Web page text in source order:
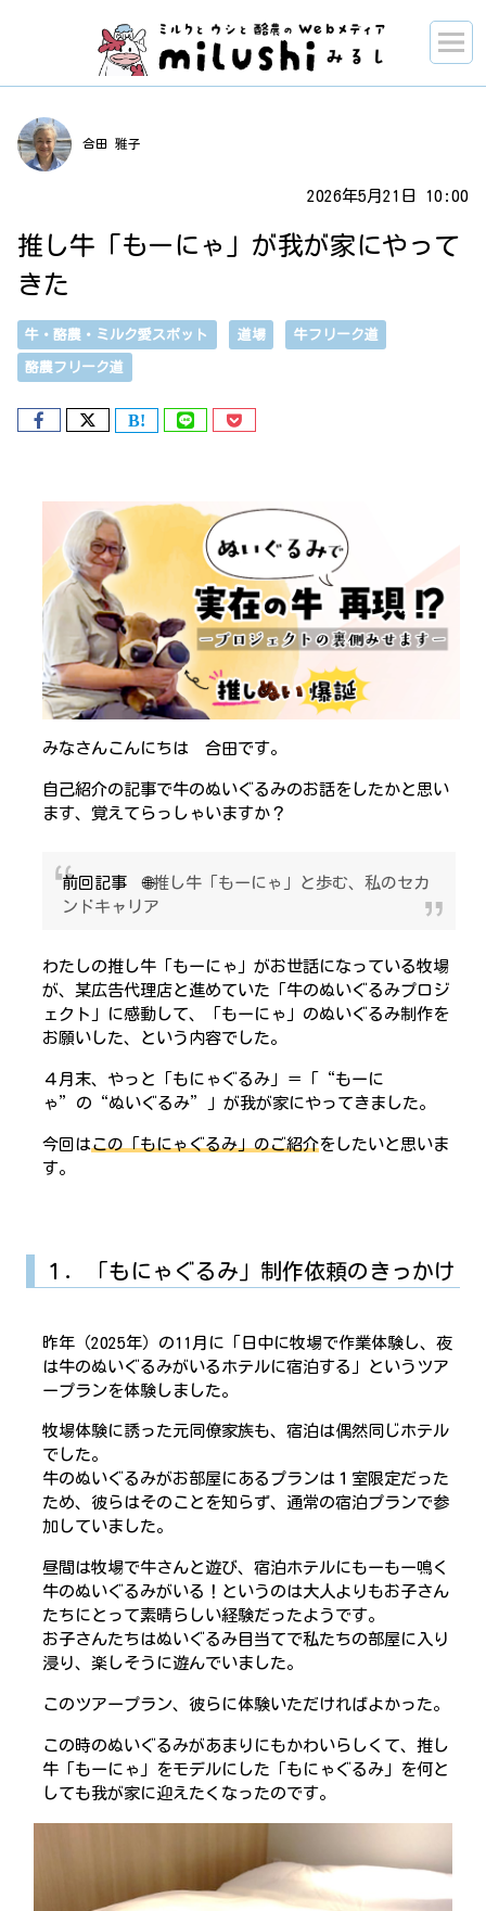
合田 雅子
2026年5月21日 10:00
推し牛「もーにゃ」が我が家にやって
きた
牛・酪農・ミルク愛スポット 道場 牛フリーク道
酪農フリーク道
みなさんこんにちは 合田です。
自己紹介の記事で牛のぬいぐるみのお話をしたかと思い
ます、覚えてらっしゃいますか？
前回記事 🌐推し牛「もーにゃ」と歩む、私のセカ
ンドキャリア
わたしの推し牛「もーにゃ」がお世話になっている牧場
が、某広告代理店と進めていた「牛のぬいぐるみプロジ
ェクト」に感動して、「もーにゃ」のぬいぐるみ制作を
お願いした、という内容でした。
４月末、やっと「もにゃぐるみ」＝「“もーに
ゃ”の“ぬいぐるみ”」が我が家にやってきました。
今回は この「もにゃぐるみ」のご紹介をしたいと思いま
す。
１．「もにゃぐるみ」制作依頼のきっかけ
昨年（2025年）の11月に「日中に牧場で作業体験し、夜
は牛のぬいぐるみがいるホテルに宿泊する」というツア
ープランを体験しました。
牧場体験に誘った元同僚家族も、宿泊は偶然同じホテル
でした。
牛のぬいぐるみがお部屋にあるプランは１室限定だった
ため、彼らはそのことを知らず、通常の宿泊プランで参
加していました。
昼間は牧場で牛さんと遊び、宿泊ホテルにもーもー鳴く
牛のぬいぐるみがいる！というのは大人よりもお子さん
たちにとって素晴らしい経験だったようです。
お子さんたちはぬいぐるみ目当てで私たちの部屋に入り
浸り、楽しそうに遊んでいました。
このツアープラン、彼らに体験いただければよかった。
この時のぬいぐるみがあまりにもかわいらしくて、推し
牛「もーにゃ」をモデルにした「もにゃぐるみ」を何と
しても我が家に迎えたくなったのです。